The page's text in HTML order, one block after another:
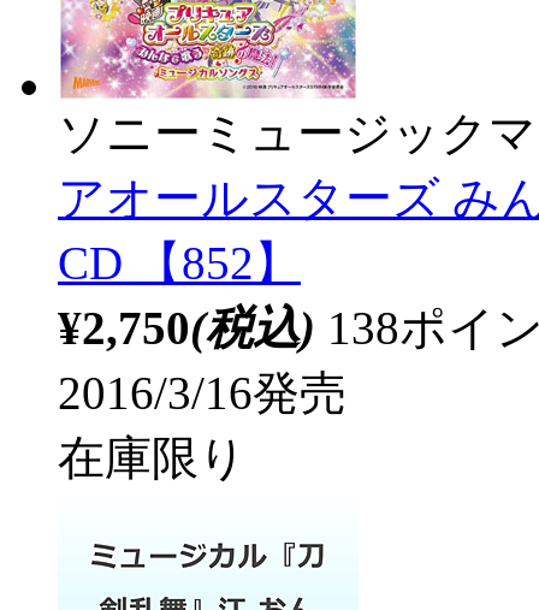
ソニーミュージック
アオールスターズ み
CD 【852】
¥2,750(税込) 138ポイ
2016/3/16発売
在庫限り